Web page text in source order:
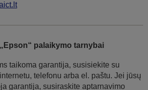
palaikymo tarnybai
taikoma garantija, susisiekite su
telefonu arba el. paštu. Jei jūsų
garantija, susiraskite aptarnavimo